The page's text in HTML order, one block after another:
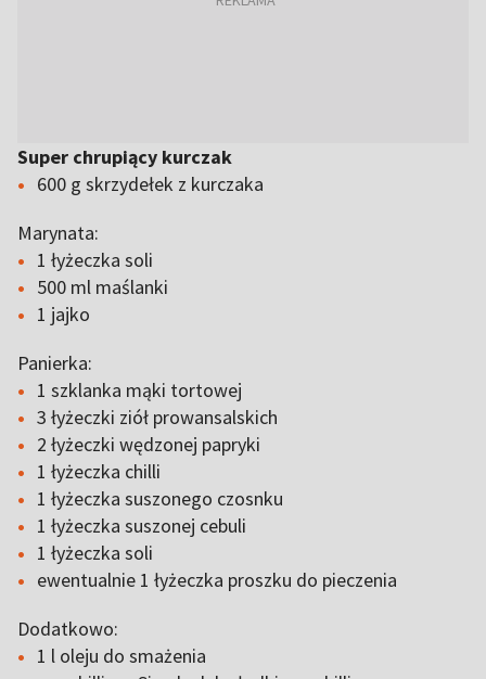
Super chrupiący kurczak
600 g skrzydełek z kurczaka
Marynata:
1 łyżeczka soli
500 ml maślanki
1 jajko
Panierka:
1 szklanka mąki tortowej
3 łyżeczki ziół prowansalskich
2 łyżeczki wędzonej papryki
1 łyżeczka chilli
1 łyżeczka suszonego czosnku
1 łyżeczka suszonej cebuli
1 łyżeczka soli
ewentualnie 1 łyżeczka proszku do pieczenia
Dodatkowo:
1 l oleju do smażenia